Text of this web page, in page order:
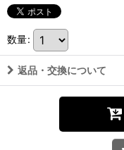
数量:
返品・交換について